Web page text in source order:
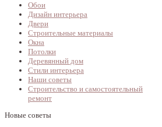
Обои
Дизайн интерьера
Двери
Строительные материалы
Окна
Потолки
Деревянный дом
Стили интерьера
Наши советы
Строительство и самостоятельный
ремонт
Новые советы